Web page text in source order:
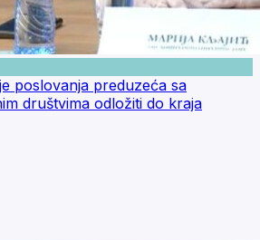
poslovanja preduzeća sa
društvima odložiti do kraja